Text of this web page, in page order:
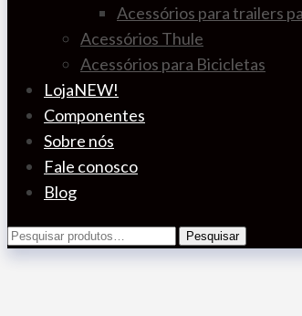
Acessórios para trailers
Acessórios Thule
Acessórios para Bicicletas
LojaNEW!
Componentes
Sobre nós
Fale conosco
Blog
Pesquisar
por:
Pesquisar